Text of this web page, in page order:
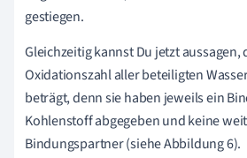
gestiegen.
Gleichzeitig kannst Du jetzt aussagen,
Oxidationszahl aller beteiligten
beträgt, denn sie haben jeweils ein
Kohlenstoff abgegeben und keine
Bindungspartner (siehe Abbildung 6).